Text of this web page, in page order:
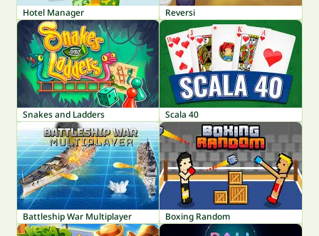
Hotel Manager Reversi
Snakes and Ladders Scala 40
Battleship War Multiplayer Boxing Random